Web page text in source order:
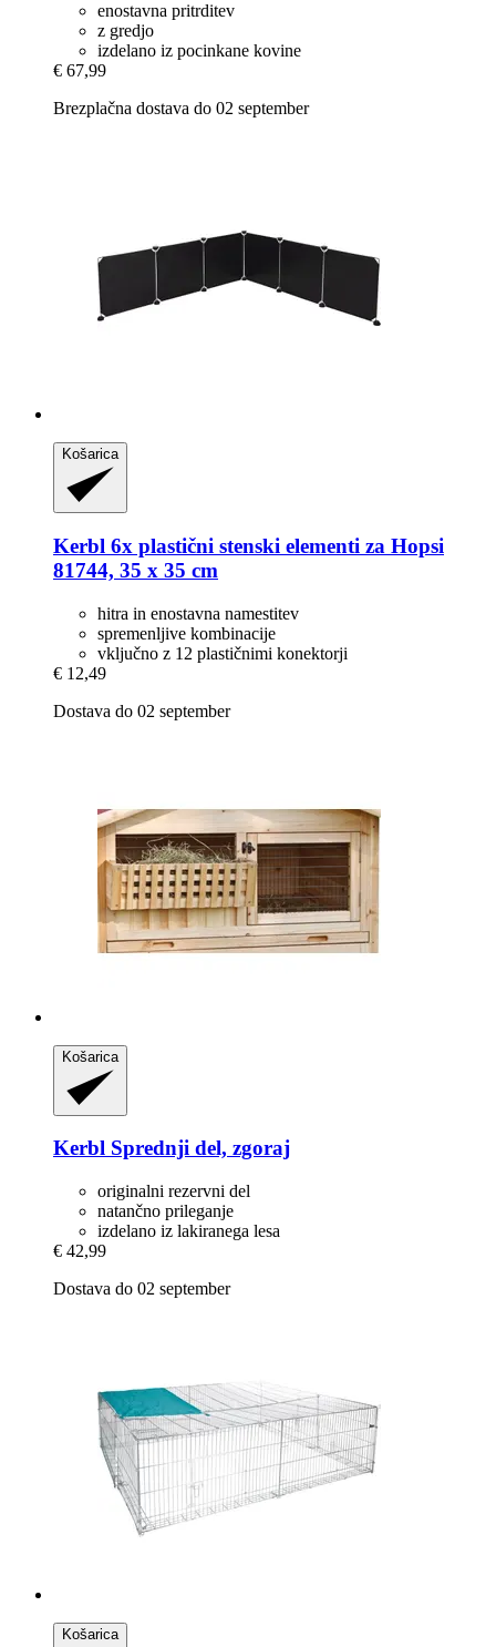
enostavna pritrditev
z gredjo
izdelano iz pocinkane kovine
€ 67,99
Brezplačna dostava do 02 september
Košarica
Kerbl 6x plastični stenski elementi za Hopsi
81744, 35 x 35 cm
hitra in enostavna namestitev
spremenljive kombinacije
vključno z 12 plastičnimi konektorji
€ 12,49
Dostava do 02 september
Košarica
Kerbl Sprednji del, zgoraj
originalni rezervni del
natančno prileganje
izdelano iz lakiranega lesa
€ 42,99
Dostava do 02 september
Košarica